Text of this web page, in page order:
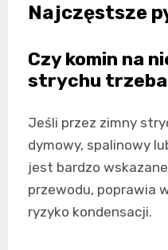
Najczęstsze
Czy komin na
strychu trzeba
Jeśli przez zimny
dymowy, spalinowy
jest bardzo
przewodu, poprawia
ryzyko kondensacji.